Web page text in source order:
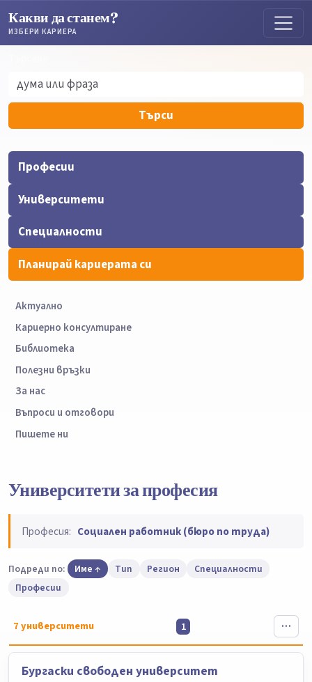
Какви да станем?
ИЗБЕРИ КАРИЕРА
Търси
Професии
Университети
Специалности
Планирай кариерата си
Актуално
Кариерно консултиране
Библиотека
Полезни връзки
За нас
Въпроси и отговори
Пишете ни
Университети за професия
Професия: Социален работник (бюро по труда)
Подреди по: Име Тип Регион
Специалности
Професии
7университети 1
Бургаски свободен университет